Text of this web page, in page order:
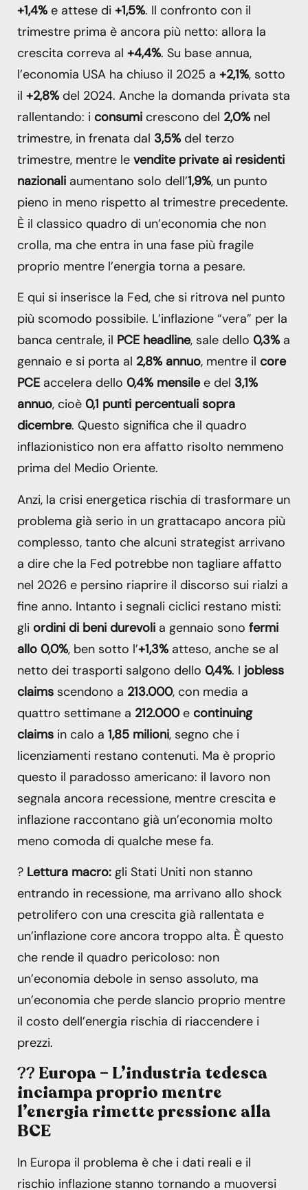
+1,4% e attese di +1,5%. Il confronto con il
trimestre prima è ancora più netto: allora la
crescita correva al +4,4%. Su base annua,
l’economia USA ha chiuso il 2025 a +2,1%, sotto
il +2,8% del 2024. Anche la domanda privata sta
rallentando: i consumi crescono del 2,0% nel
trimestre, in frenata dal 3,5% del terzo
trimestre, mentre le vendite private ai residenti
nazionali aumentano solo dell’1,9%, un punto
pieno in meno rispetto al trimestre precedente.
È il classico quadro di un’economia che non
crolla, ma che entra in una fase più fragile
proprio mentre l’energia torna a pesare.
E qui si inserisce la Fed, che si ritrova nel punto
più scomodo possibile. L’inflazione “vera” per la
banca centrale, il PCE headline, sale dello 0,3% a
gennaio e si porta al 2,8% annuo, mentre il core
PCE accelera dello 0,4% mensilee del 3,1%
annuo, cioè 0,1 punti percentuali sopra
dicembre. Questo significa che il quadro
inflazionistico non era affatto risolto nemmeno
prima del Medio Oriente.
Anzi, la crisi energetica rischia di trasformare un
problema già serio in un grattacapo ancora più
complesso, tanto che alcuni strategist arrivano
a dire che la Fed potrebbe non tagliare affatto
nel 2026 e persino riaprire il discorso sui rialzi a
fine anno. Intanto i segnali ciclici restano misti:
gli ordini di beni durevoli a gennaio sono fermi
allo 0,0%, ben sotto l’+1,3% atteso, anche se al
netto dei trasporti salgono dello 0,4%. I jobless
claims scendono a 213.000, con media a
quattro settimane a 212.000e continuing
claims in calo a 1,85 milioni, segno che i
licenziamenti restano contenuti. Ma è proprio
questo il paradosso americano: il lavoro non
segnala ancora recessione, mentre crescita e
inflazione raccontano già un’economia molto
meno comoda di qualche mese fa.
? Lettura macro: gli Stati Uniti non stanno
entrando in recessione, ma arrivano allo shock
petrolifero con una crescita già rallentata e
un’inflazione core ancora troppo alta. È questo
che rende il quadro pericoloso: non
un’economia debole in senso assoluto, ma
un’economia che perde slancio proprio mentre
il costo dell’energia rischia di riaccendere i
prezzi.
?? Europa – L’industria tedesca
inciampa proprio mentre
l’energia rimette pressione alla
BCE
In Europa il problema è che i dati reali e il
rischio inflazione stanno tornando a muoversi